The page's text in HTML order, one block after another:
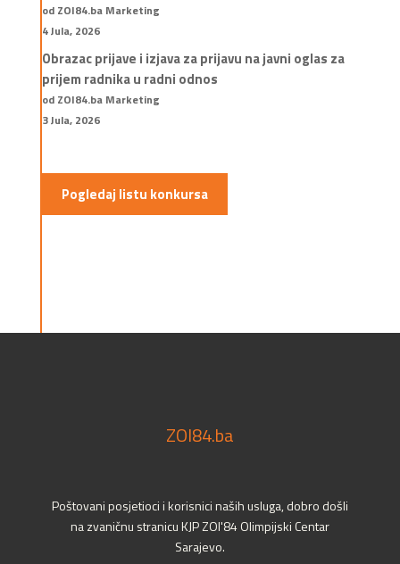
od ZOI84.ba Marketing
4 Jula, 2026
Obrazac prijave i izjava za prijavu na javni oglas za
prijem radnika u radni odnos
od ZOI84.ba Marketing
3 Jula, 2026
Pogledaj listu konkursa
ZOI84.ba
Poštovani posjetioci i korisnici naših usluga, dobro došli
na zvaničnu stranicu KJP ZOI'84 Olimpijski Centar
Sarajevo.